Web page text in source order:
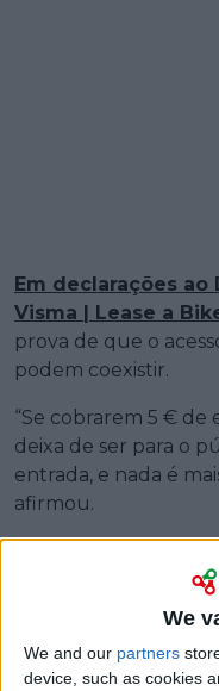
We
We and our partners
device, such as cookies
Em declarações ao
Visma | Lease a
prova de que o
podem coexistir.
“Se cobrarem 5 € de
deixa de ser para o
entrada, e nada é
afirmou.